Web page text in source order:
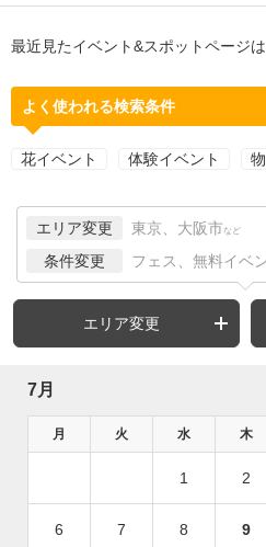
最近見たイベント&スポットページは
よく使われる検索条件
花イベント 体験イベント
エリア変更 東京、大阪市 など
条件変更 フェス、無料イベ
エリア変更
7月
月 火 水 木
1 2
6 7 8 9